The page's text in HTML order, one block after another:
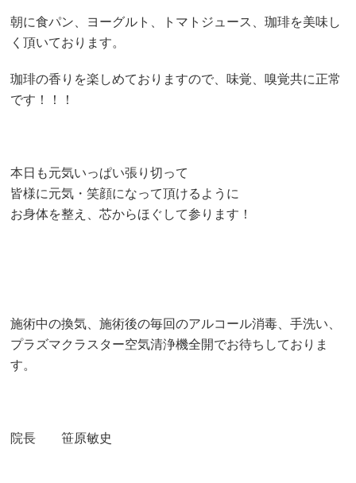
朝に食パン、ヨーグルト、トマトジュース、珈琲を美味し
く頂いております。
珈琲の香りを楽しめておりますので、味覚、嗅覚共に正常
です！！！
本日も元気いっぱい張り切って
皆様に元気・笑顔になって頂けるように
お身体を整え、芯からほぐして参ります！
施術中の換気、施術後の毎回のアルコール消毒、手洗い、
プラズマクラスター空気清浄機全開でお待ちしておりま
す。
院長 笹原敏史